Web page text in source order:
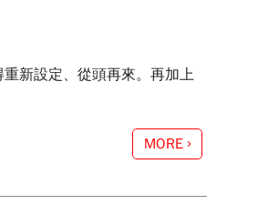
新設定、從頭再來。再加上
MORE